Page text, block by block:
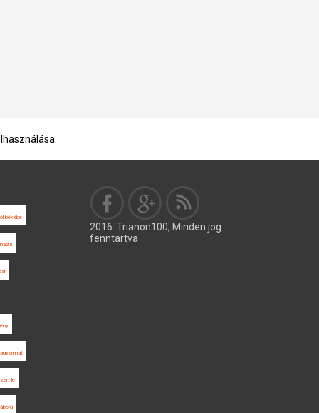
békébe
2016. Trianon100, Minden jog
fenntartva